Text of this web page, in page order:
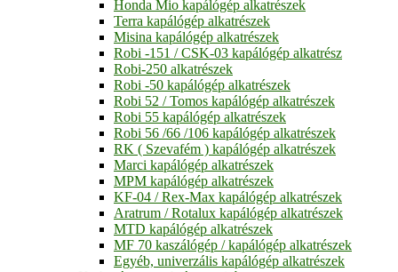
Honda Mio kapálógép alkatrészek
Terra kapálógép alkatrészek
Misina kapálógép alkatrészek
Robi -151 / CSK-03 kapálógép alkatrész
Robi-250 alkatrészek
Robi -50 kapálógép alkatrészek
Robi 52 / Tomos kapálógép alkatrészek
Robi 55 kapálógép alkatrészek
Robi 56 /66 /106 kapálógép alkatrészek
RK ( Szevafém ) kapálógép alkatrészek
Marci kapálógép alkatrészek
MPM kapálógép alkatrészek
KF-04 / Rex-Max kapálógép alkatrészek
Aratrum / Rotalux kapálógép alkatrészek
MTD kapálógép alkatrészek
MF 70 kaszálógép / kapálógép alkatrészek
Egyéb, univerzális kapálógép alkatrészek